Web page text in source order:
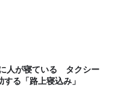
人が寝ている タクシー
る「路上寝込み」